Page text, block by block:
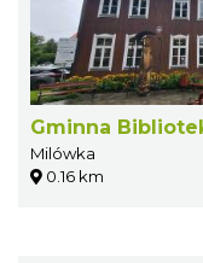
Gminna
Milówka
0.16 km